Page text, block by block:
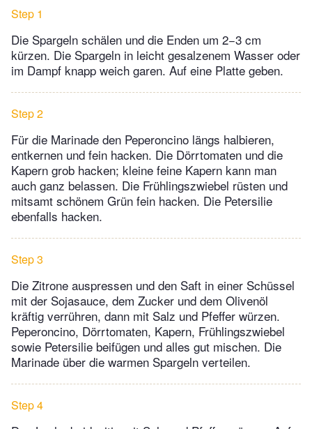
Step 1
Die Spargeln schälen und die Enden um 2−3 cm
kürzen. Die Spargeln in leicht gesalzenem Wasser oder
im Dampf knapp weich garen. Auf eine Platte geben.
Step 2
Für die Marinade den Peperoncino längs halbieren,
entkernen und fein hacken. Die Dörrtomaten und die
Kapern grob hacken; kleine feine Kapern kann man
auch ganz belassen. Die Frühlingszwiebel rüsten und
mitsamt schönem Grün fein hacken. Die Petersilie
ebenfalls hacken.
Step 3
Die Zitrone auspressen und den Saft in einer Schüssel
mit der Sojasauce, dem Zucker und dem Olivenöl
kräftig verrühren, dann mit Salz und Pfeffer würzen.
Peperoncino, Dörrtomaten, Kapern, Frühlingszwiebel
sowie Petersilie beifügen und alles gut mischen. Die
Marinade über die warmen Spargeln verteilen.
Step 4